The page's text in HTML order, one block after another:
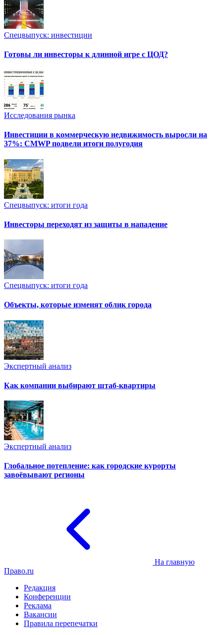
Спецвыпуск: инвестиции
Готовы ли инвесторы к длинной игре с ЦОД?
Исследования рынка
Инвестиции в коммерческую недвижимость выросли на
37%: CMWP подвели итоги полугодия
Спецвыпуск: итоги года
Инвесторы переходят из защиты в нападение
Спецвыпуск: итоги года
Объекты, которые изменят облик города
Экспертный анализ
Как компании выбирают штаб-квартиры
Экспертный анализ
Глобальное потепление: как городские курорты
завоёвывают регионы
На главную
Право.ru
Редакция
Конференции
Реклама
Вакансии
Правила перепечатки